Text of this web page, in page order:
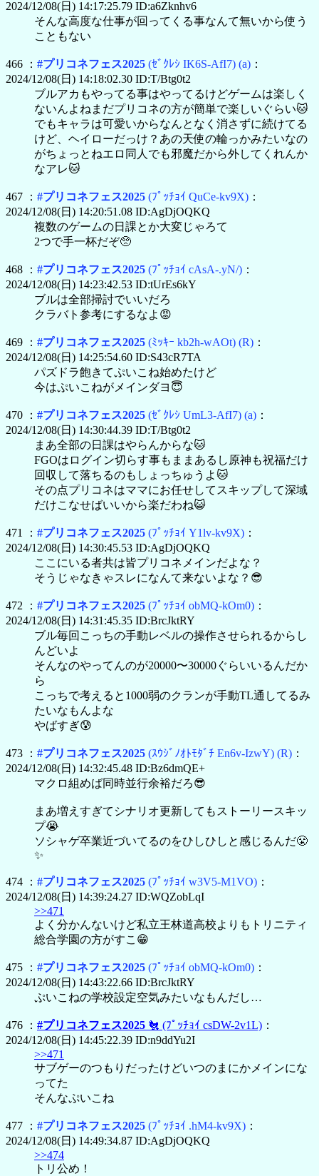
2024/12/08(日) 14:17:25.79 ID:a6Zknhv6
そんな高度な仕事が回ってくる事なんて無いから使う
こともない
466 ： #プリコネフェス2025 (ｾﾞｸﾚｼ IK6S-AfI7) (a) ：
2024/12/08(日) 14:18:02.30 ID:T/Btg0t2
ブルアカもやってる事はやってるけどゲームは楽しく
ないんよねまだプリコネの方が簡単で楽しいぐらい🐱
でもキャラは可愛いからなんとなく消さずに続けてる
けど、ヘイローだっけ？あの天使の輪っかみたいなの
がちょっとねエロ同人でも邪魔だから外してくれんか
なアレ🐱
467 ： #プリコネフェス2025 (ﾌﾟｯﾁｮｲ QuCe-kv9X) ：
2024/12/08(日) 14:20:51.08 ID:AgDjOQKQ
複数のゲームの日課とか大変じゃろて
2つで手一杯だぞ🥺
468 ： #プリコネフェス2025 (ﾌﾟｯﾁｮｲ cAsA-.yN/) ：
2024/12/08(日) 14:23:42.53 ID:tUrEs6kY
ブルは全部掃討でいいだろ
クラバト参考にするなよ😡
469 ： #プリコネフェス2025 (ﾐｯｷｰ kb2h-wAOt) (R) ：
2024/12/08(日) 14:25:54.60 ID:S43cR7TA
パズドラ飽きてぷいこね始めたけど
今はぷいこねがメインダヨ😇
470 ： #プリコネフェス2025 (ｾﾞｸﾚｼ UmL3-AfI7) (a) ：
2024/12/08(日) 14:30:44.39 ID:T/Btg0t2
まあ全部の日課はやらんからな🐱
FGOはログイン切らす事もままあるし原神も祝福だけ
回収して落ちるのもしょっちゅうよ🐱
その点プリコネはママにお任せしてスキップして深域
だけこなせばいいから楽だわね😺
471 ： #プリコネフェス2025 (ﾌﾟｯﾁｮｲ Y1lv-kv9X) ：
2024/12/08(日) 14:30:45.53 ID:AgDjOQKQ
ここにいる者共は皆プリコネメインだよな？
そうじゃなきゃスレになんて来ないよな？😎
472 ： #プリコネフェス2025 (ﾌﾟｯﾁｮｲ obMQ-kOm0) ：
2024/12/08(日) 14:31:45.35 ID:BrcJktRY
ブル毎回こっちの手動レベルの操作させられるからし
んどいよ
そんなのやってんのが20000〜30000ぐらいいるんだか
ら
こっちで考えると1000弱のクランが手動TL通してるみ
たいなもんよな
やばすぎ😰
473 ： #プリコネフェス2025 (ｽｳｼﾞﾉｵﾄﾓﾀﾞﾁ En6v-IzwY) (R) ：
2024/12/08(日) 14:32:45.48 ID:Bz6dmQE+
マクロ組めば同時並行余裕だろ😎
まあ増えすぎてシナリオ更新してもストーリースキッ
プ😭
ソシャゲ卒業近づいてるのをひしひしと感じるんだ😤
✨
474 ： #プリコネフェス2025 (ﾌﾟｯﾁｮｲ w3V5-M1VO) ：
2024/12/08(日) 14:39:24.27 ID:WQZobLqI
>>471
よく分かんないけど私立王林道高校よりもトリニティ
総合学園の方がすこ😁
475 ： #プリコネフェス2025 (ﾌﾟｯﾁｮｲ obMQ-kOm0) ：
2024/12/08(日) 14:43:22.66 ID:BrcJktRY
ぷいこねの学校設定空気みたいなもんだし…
476 ： #プリコネフェス2025 🐔 (ﾌﾟｯﾁｮｲ csDW-2v1L) ：
2024/12/08(日) 14:45:22.39 ID:n9ddYu2I
>>471
サブゲーのつもりだったけどいつのまにかメインにな
ってた
そんなぷいこね
477 ： #プリコネフェス2025 (ﾌﾟｯﾁｮｲ .hM4-kv9X) ：
2024/12/08(日) 14:49:34.87 ID:AgDjOQKQ
>>474
トリ公め！